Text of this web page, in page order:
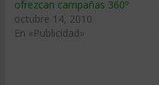
ofrezcan campañas 360º
octubre 14, 2010
En «Publicidad»